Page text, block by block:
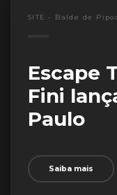
SITE - Balde de
Escape
Fini
Paulo
Saiba mais